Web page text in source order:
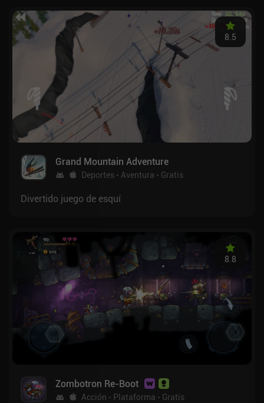
Grand Mountain Adventure
Deportes Aventura Gratis
8.5
Divertido juego de esquí
Zombotron Re-Boot
Acción Plataforma Gratis
8.8